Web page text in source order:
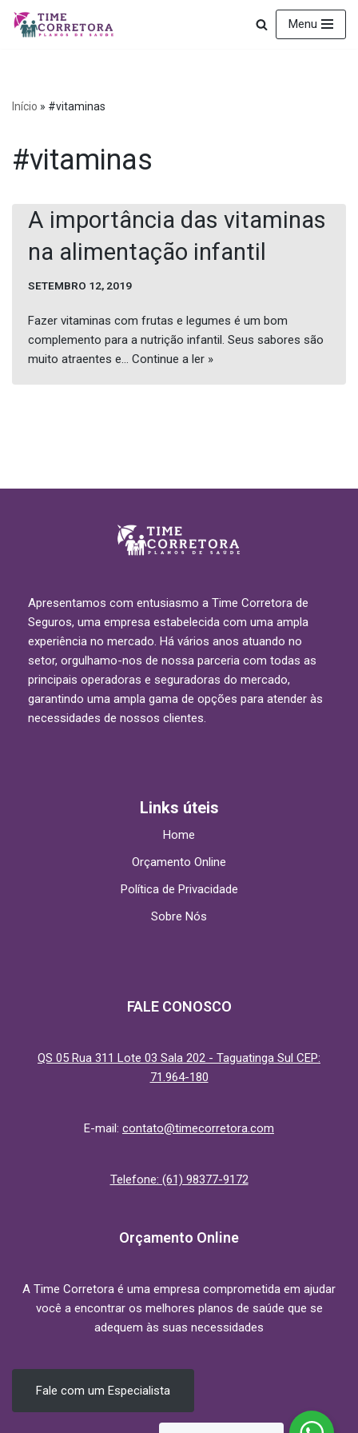
conteúdo
Menu
Início » #vitaminas
#vitaminas
A importância das vitaminas
na alimentação infantil
SETEMBRO 12, 2019
Fazer vitaminas com frutas e legumes é um bom
complemento para a nutrição infantil. Seus sabores são
muito atraentes e… Continue a ler »
Apresentamos com entusiasmo a Time Corretora de
Seguros, uma empresa estabelecida com uma ampla
experiência no mercado. Há vários anos atuando no
setor, orgulhamo-nos de nossa parceria com todas as
principais operadoras e seguradoras do mercado,
garantindo uma ampla gama de opções para atender às
necessidades de nossos clientes.
Links úteis
Home
Orçamento Online
Política de Privacidade
Sobre Nós
FALE CONOSCO
QS 05 Rua 311 Lote 03 Sala 202 - Taguatinga Sul CEP:
71.964-180
E-mail: contato@timecorretora.com
Telefone: (61) 98377-9172
Orçamento Online
A Time Corretora é uma empresa comprometida em ajudar
você a encontrar os melhores planos de saúde que se
adequem às suas necessidades
Fale com um Especialista